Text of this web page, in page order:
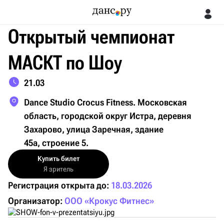
Открытый чемпионат
МАСКТ по Шоу
21.03
Dance Studio Crocus Fitness. Московская
область, городской округ Истра, деревня
Захарово, улица Заречная, здание
45а, строение 5.
Купить билет
Я зритель
Регистрация открыта до: 18.03.2026
Организатор: ООО «Крокус Фитнес»